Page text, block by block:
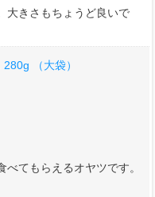
大きさもちょうど良いで
（大袋）
てもらえるオヤツです。